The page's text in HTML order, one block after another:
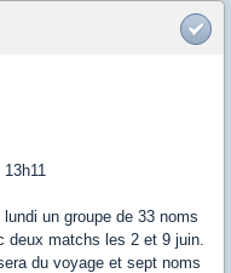
un groupe de 33 noms
deux matchs les 2 et 9 juin.
du voyage et sept noms